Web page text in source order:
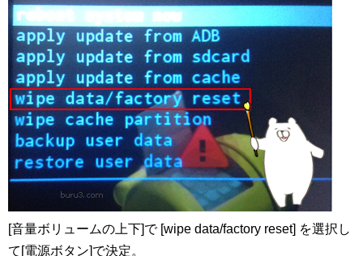
[音量ボリュームの上下]で [wipe data/factory reset] を選択し
て[電源ボタン]で決定。